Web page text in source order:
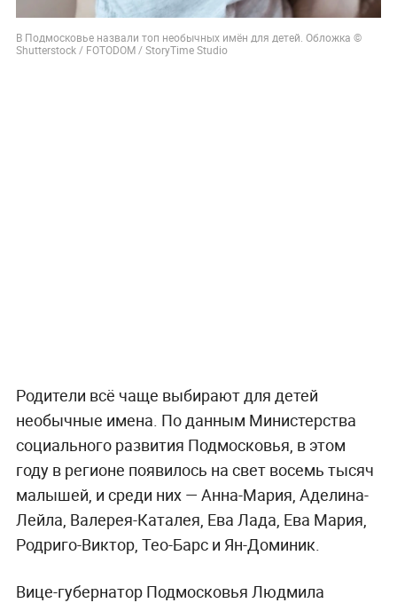
В Подмосковье назвали топ необычных имён для детей. Обложка ©
Shutterstock / FOTODOM / StoryTime Studio
Родители всё чаще выбирают для детей
необычные имена. По данным Министерства
социального развития Подмосковья, в этом
году в регионе появилось на свет восемь тысяч
малышей, и среди них — Анна-Мария, Аделина-
Лейла, Валерея-Каталея, Ева Лада, Ева Мария,
Родриго-Виктор, Тео-Барс и Ян-Доминик.
Вице-губернатор Подмосковья Людмила